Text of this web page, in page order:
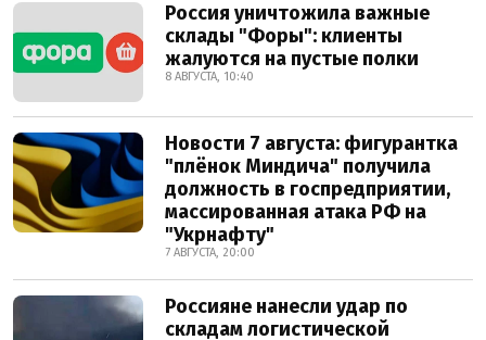
Россия уничтожила важные
склады "Форы": клиенты
жалуются на пустые полки
8 АВГУСТА, 10:40
Новости 7 августа: фигурантка
"плёнок Миндича" получила
должность в госпредприятии,
массированная атака РФ на
"Укрнафту"
7 АВГУСТА, 20:00
Россияне нанесли удар по
складам логистической